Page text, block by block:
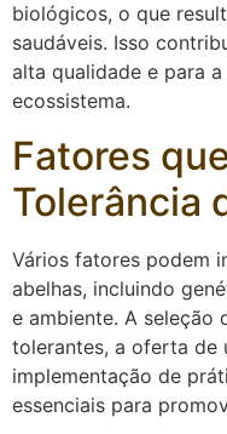
biológicos, o que
saudáveis. Isso
alta qualidade e para
ecossistema.
Fatores
Tolerância
Vários fatores podem
abelhas, incluindo
e ambiente. A seleção
tolerantes, a oferta de
implementação de
essenciais para